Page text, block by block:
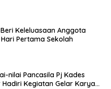
Keleluasaan Anggota
Pertama Sekolah
nilai Pancasila Pj Kades
Kegiatan Gelar Karya